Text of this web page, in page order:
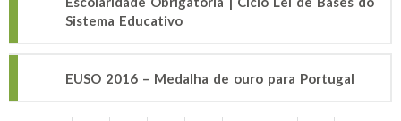
Sistema Educativo
EUSO 2016 – Medalha de ouro para Portugal